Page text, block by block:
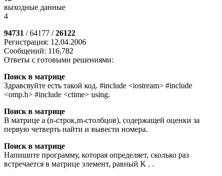
выходные данные
4
94731 / 64177 /26122
Регистрация: 12.04.2006
Сообщений: 116,782
Ответы с готовыми решениями:
Поиск в матрице
Здравсвуйте есть такой код. #include <iostream> #include
<omp.h> #include <ctime> using.
Поиск в матрице
В матрице а (n-строк,m-столбцов), содержащей оценки за
первую четверть найти и вывести номера.
Поиск в матрице
Напишите программу, которая определяет, сколько раз
встречается в матрице элемент, равный K . .